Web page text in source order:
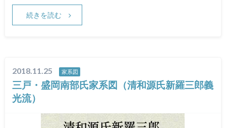
続きを読む
2018.11.25 家系図
三戸・盛岡南部氏家系図（清和源氏新羅三郎義
光流）